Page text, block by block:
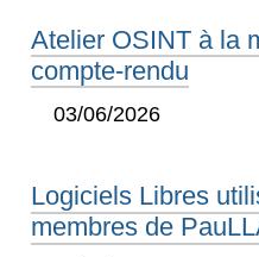
Atelier OSINT à la
compte-rendu
03/06/2026
Logiciels Libres
membres de